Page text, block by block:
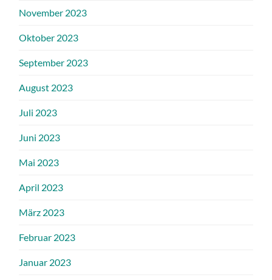
November 2023
Oktober 2023
September 2023
August 2023
Juli 2023
Juni 2023
Mai 2023
April 2023
März 2023
Februar 2023
Januar 2023